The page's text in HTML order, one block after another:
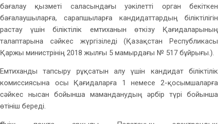
бағалау қызметі саласындағы уәкілетті орган бекіткен
бағалаушыларға, сарапшыларға кандидаттардың біліктілігін
растау үшін біліктілік емтиханын өткізу Қағидаларының
талаптарына сәйкес жүргізіледі (Қазақстан Республикасы
Қаржы министрінің 2018 жылғы 5 мамырдағы № 517 бұйрығы.).
Емтиханды тапсыру рұқсатын алу үшін кандидат біліктілік
комиссиясына осы Қағидаларға 1 немесе 2-қосымшаларға
сәйкес нысан бойынша маманданудың әрбір түрі бойынша
өтініш береді.